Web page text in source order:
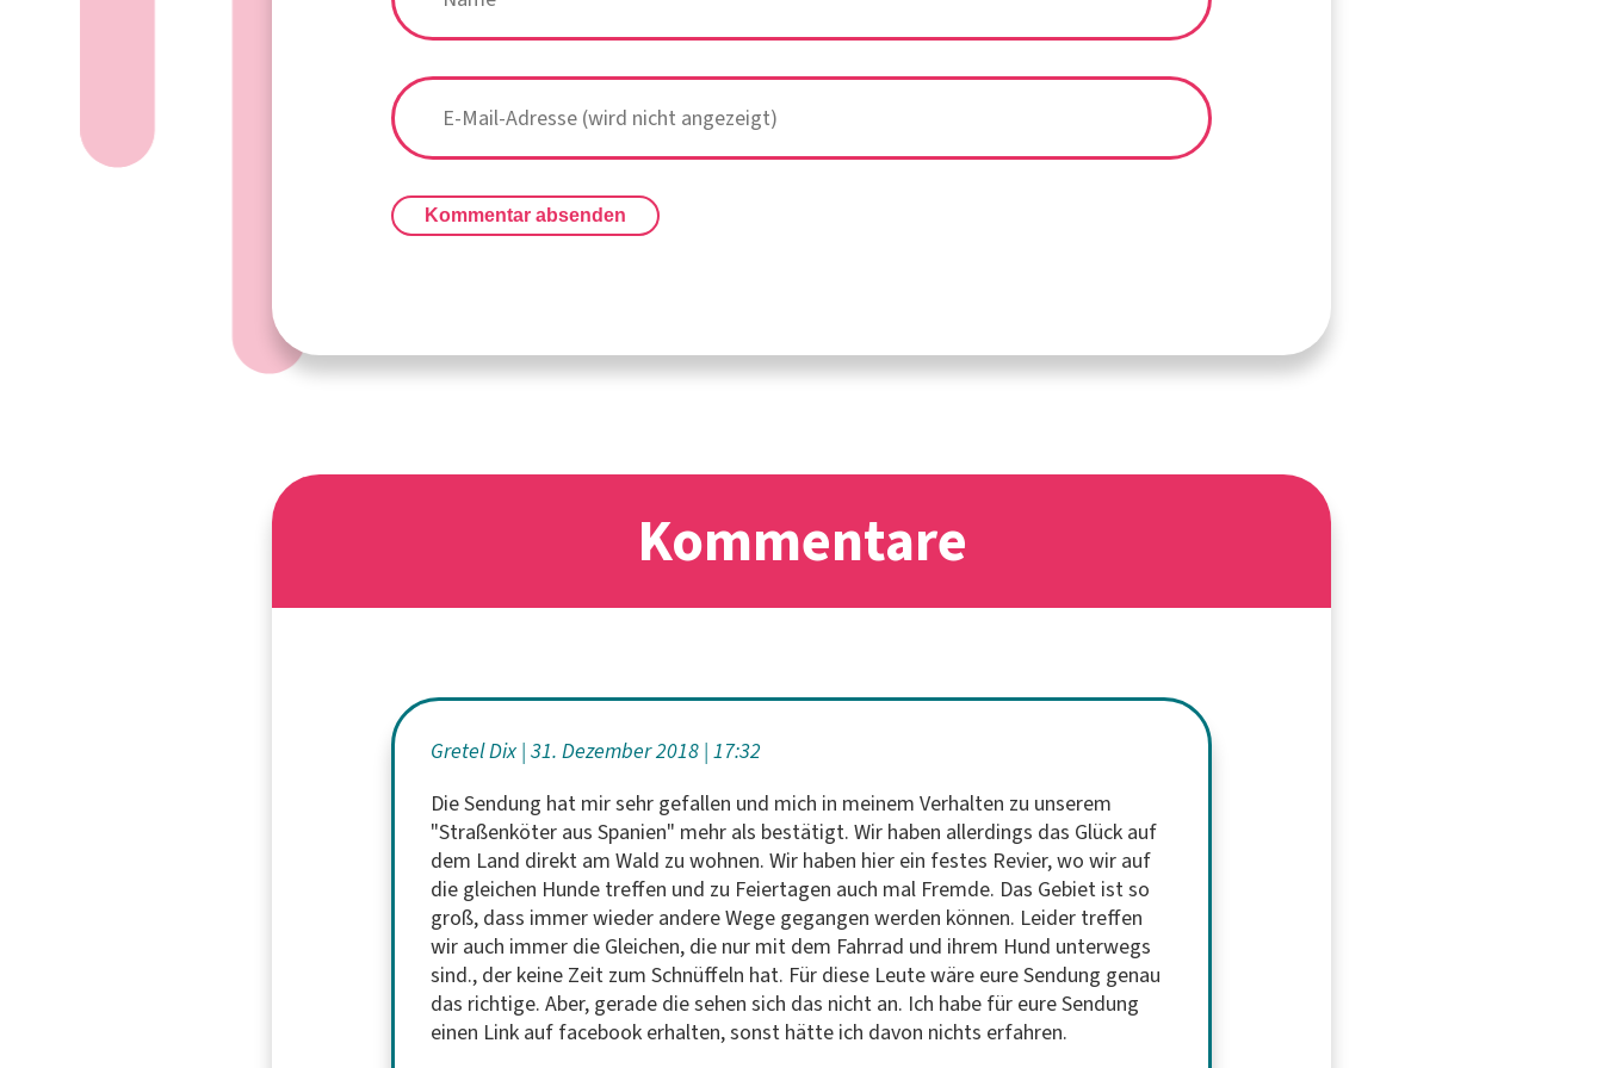
Kommentar absenden
Kommentare
Gretel Dix 31. Dezember 2018 17:32
Die Sendung hat mir sehr gefallen und mich in meinem Verhalten zu unserem
"Straßenköter aus Spanien" mehr als bestätigt. Wir haben allerdings das Glück auf
dem Land direkt am Wald zu wohnen. Wir haben hier ein festes Revier, wo wir auf
die gleichen Hunde treffen und zu Feiertagen auch mal Fremde. Das Gebiet ist so
groß, dass immer wieder andere Wege gegangen werden können. Leider treffen
wir auch immer die Gleichen, die nur mit dem Fahrrad und ihrem Hund unterwegs
sind., der keine Zeit zum Schnüffeln hat. Für diese Leute wäre eure Sendung genau
das richtige. Aber, gerade die sehen sich das nicht an. Ich habe für eure Sendung
einen Link auf facebook erhalten, sonst hätte ich davon nichts erfahren.